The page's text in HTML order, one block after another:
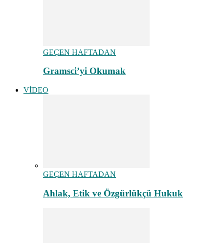
GEÇEN HAFTADAN
Gramsci’yi Okumak
VİDEO
GEÇEN HAFTADAN
Ahlak, Etik ve Özgürlükçü Hukuk